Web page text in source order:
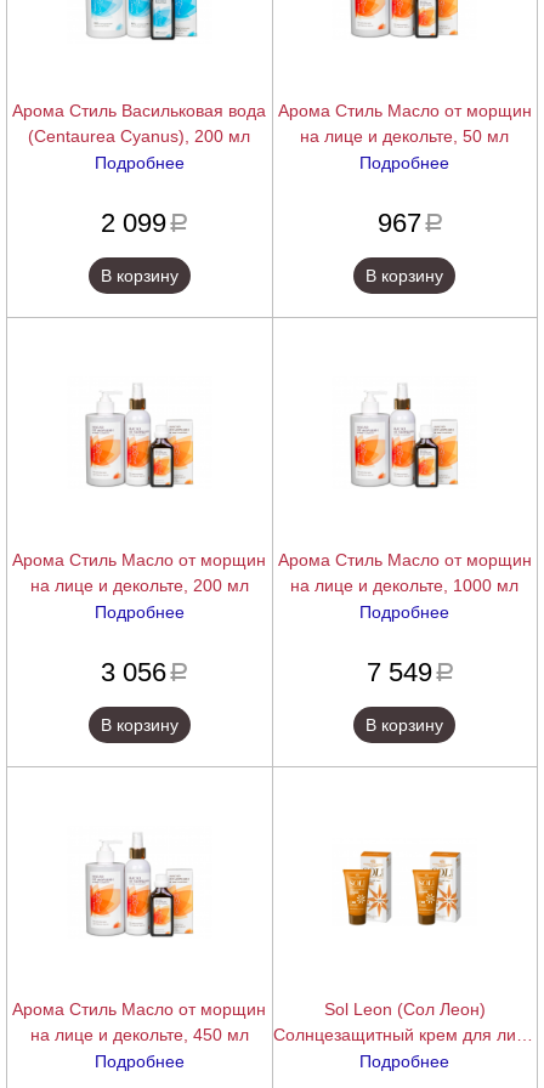
Арома Стиль Васильковая вода
(Centaurea Cyanus), 200 мл
Подробнее
2 099a
В корзину
Арома Стиль Масло от морщин
на лице и декольте, 50 мл
Подробнее
967a
В корзину
Арома Стиль Масло от морщин
на лице и декольте, 200 мл
Подробнее
3 056a
В корзину
Арома Стиль Масло от морщин
на лице и декольте, 1000 мл
Подробнее
7 549a
В корзину
Арома Стиль Масло от морщин
на лице и декольте, 450 мл
Подробнее
Sol Leon (Сол Леон)
Солнцезащитный крем для лица
антивозраст SPF 20 / SPF30
Подробнее